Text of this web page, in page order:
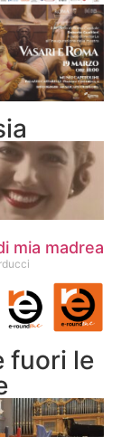
mia madrea
fuori le